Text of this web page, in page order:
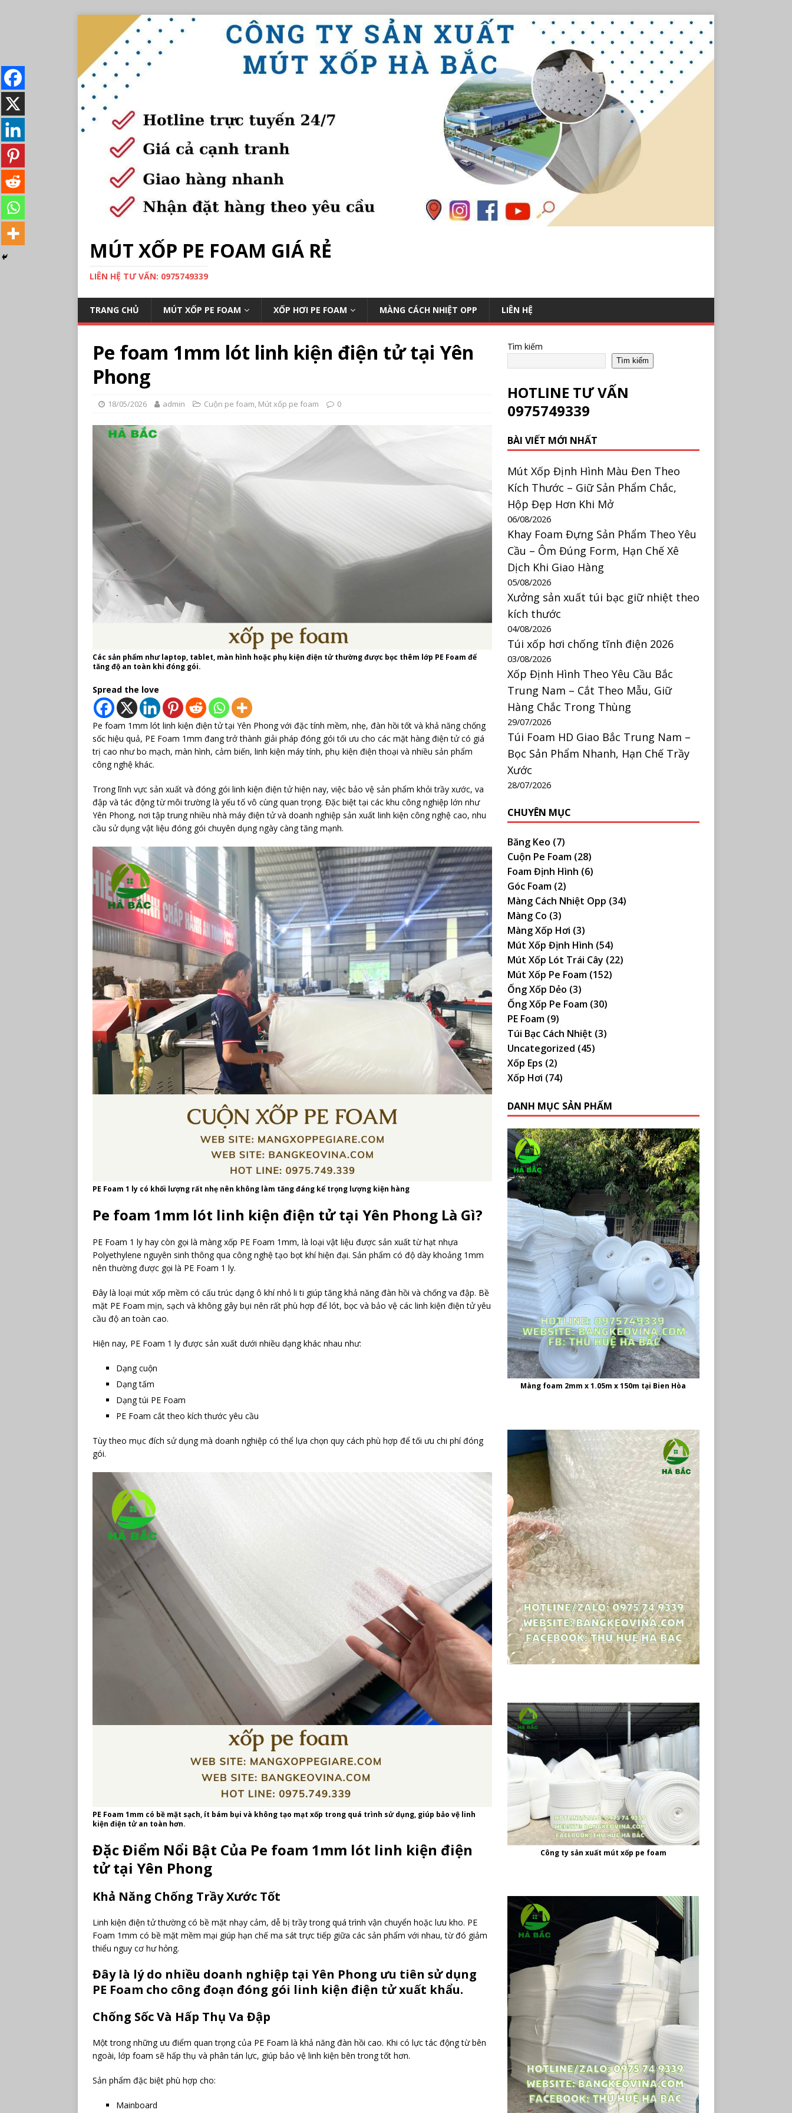
MÚT XỐP PE FOAM GIÁ RẺ
LIÊN HỆ TƯ VẤN: 0975749339
TRANG CHỦ MÚT XỐP PE FOAM XỐP HƠI PE FOAM MÀNG CÁCH NHIỆT OPP LIÊN HỆ
Pe foam 1mm lót linh kiện điện tử tại Yên
Phong
18/05/2026 admin Cuộn pe foam Mút xốp pe foam 0
Các sản phẩm như laptop, tablet, màn hình hoặc phụ kiện điện tử thường được bọc thêm lớp PE Foam để
tăng độ an toàn khi đóng gói.
Spread the love
Pe foam 1mm lót linh kiện điện tử tại Yên Phong với đặc tính mềm, nhẹ, đàn hồi tốt và khả năng chống
sốc hiệu quả, PE Foam 1mm đang trở thành giải pháp đóng gói tối ưu cho các mặt hàng điện tử có giá
trị cao như bo mạch, màn hình, cảm biến, linh kiện máy tính, phụ kiện điện thoại và nhiều sản phẩm
công nghệ khác.
Trong lĩnh vực sản xuất và đóng gói linh kiện điện tử hiện nay, việc bảo vệ sản phẩm khỏi trầy xước, va
đập và tác động từ môi trường là yếu tố vô cùng quan trọng. Đặc biệt tại các khu công nghiệp lớn như
Yên Phong, nơi tập trung nhiều nhà máy điện tử và doanh nghiệp sản xuất linh kiện công nghệ cao, nhu
cầu sử dụng vật liệu đóng gói chuyên dụng ngày càng tăng mạnh.
PE Foam 1 ly có khối lượng rất nhẹ nên không làm tăng đáng kể trọng lượng kiện hàng
Pe foam 1mm lót linh kiện điện tử tại Yên Phong Là Gì?
PE Foam 1 ly hay còn gọi là màng xốp PE Foam 1mm, là loại vật liệu được sản xuất từ hạt nhựa
Polyethylene nguyên sinh thông qua công nghệ tạo bọt khí hiện đại. Sản phẩm có độ dày khoảng 1mm
nên thường được gọi là PE Foam 1 ly.
Đây là loại mút xốp mềm có cấu trúc dạng ô khí nhỏ li ti giúp tăng khả năng đàn hồi và chống va đập. Bề
mặt PE Foam mịn, sạch và không gây bụi nên rất phù hợp để lót, bọc và bảo vệ các linh kiện điện tử yêu
cầu độ an toàn cao.
Hiện nay, PE Foam 1 ly được sản xuất dưới nhiều dạng khác nhau như:
Dạng cuộn
Dạng tấm
Dạng túi PE Foam
PE Foam cắt theo kích thước yêu cầu
Tùy theo mục đích sử dụng mà doanh nghiệp có thể lựa chọn quy cách phù hợp để tối ưu chi phí đóng
gói.
PE Foam 1mm có bề mặt sạch, ít bám bụi và không tạo mạt xốp trong quá trình sử dụng, giúp bảo vệ linh
kiện điện tử an toàn hơn.
Đặc Điểm Nổi Bật Của Pe foam 1mm lót linh kiện điện
tử tại Yên Phong
Khả Năng Chống Trầy Xước Tốt
Linh kiện điện tử thường có bề mặt nhạy cảm, dễ bị trầy trong quá trình vận chuyển hoặc lưu kho. PE
Foam 1mm có bề mặt mềm mại giúp hạn chế ma sát trực tiếp giữa các sản phẩm với nhau, từ đó giảm
thiểu nguy cơ hư hỏng.
Đây là lý do nhiều doanh nghiệp tại Yên Phong ưu tiên sử dụng
PE Foam cho công đoạn đóng gói linh kiện điện tử xuất khẩu.
Chống Sốc Và Hấp Thụ Va Đập
Một trong những ưu điểm quan trọng của PE Foam là khả năng đàn hồi cao. Khi có lực tác động từ bên
ngoài, lớp foam sẽ hấp thụ và phân tán lực, giúp bảo vệ linh kiện bên trong tốt hơn.
Sản phẩm đặc biệt phù hợp cho:
Mainboard
Tìm kiếm
Tìm kiếm
HOTLINE TƯ VẤN
0975749339
BÀI VIẾT MỚI NHẤT
Mút Xốp Định Hình Màu Đen Theo
Kích Thước – Giữ Sản Phẩm Chắc,
Hộp Đẹp Hơn Khi Mở
06/08/2026
Khay Foam Đựng Sản Phẩm Theo Yêu
Cầu – Ôm Đúng Form, Hạn Chế Xê
Dịch Khi Giao Hàng
05/08/2026
Xưởng sản xuất túi bạc giữ nhiệt theo
kích thước
04/08/2026
Túi xốp hơi chống tĩnh điện 2026
03/08/2026
Xốp Định Hình Theo Yêu Cầu Bắc
Trung Nam – Cắt Theo Mẫu, Giữ
Hàng Chắc Trong Thùng
29/07/2026
Túi Foam HD Giao Bắc Trung Nam –
Bọc Sản Phẩm Nhanh, Hạn Chế Trầy
Xước
28/07/2026
CHUYÊN MỤC
Băng Keo (7)
Cuộn Pe Foam(28)
Foam Định Hình (6)
Góc Foam(2)
Màng Cách Nhiệt Opp (34)
Màng Co (3)
Màng Xốp Hơi (3)
Mút Xốp Định Hình (54)
Mút Xốp Lót Trái Cây (22)
Mút Xốp Pe Foam(152)
Ống Xốp Dẻo (3)
Ống Xốp Pe Foam(30)
PE Foam(9)
Túi Bạc Cách Nhiệt (3)
Uncategorized (45)
Xốp Eps (2)
Xốp Hơi (74)
DANH MỤC SẢN PHẨM
Màng foam 2mm x 1.05m x 150m tại Bien Hòa
Công tysản xuất mút xốp pe foam